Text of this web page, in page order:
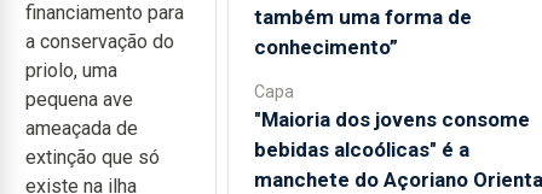
financiamento para
a conservação do
priolo, uma
pequena ave
ameaçada de
extinção que só
existe na ilha
também uma forma de
conhecimento”
Capa
"Maioria dos jovens consome
bebidas alcoólicas" é a
manchete do Açoriano